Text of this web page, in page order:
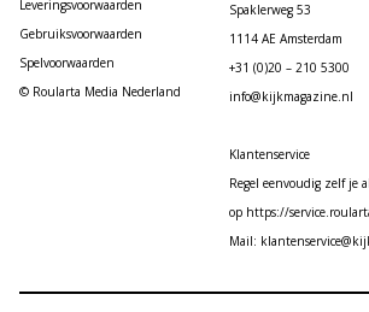
Leveringsvoorwaarden
Gebruiksvoorwaarden
Spelvoorwaarden
© Roularta Media Nederland
Spaklerweg 53
1114 AE Amsterdam
+31 (0)20 – 210 5300
info@kijkmagazine.nl
Klantenservice
Regel eenvoudig zelf je
op https://
Mail: